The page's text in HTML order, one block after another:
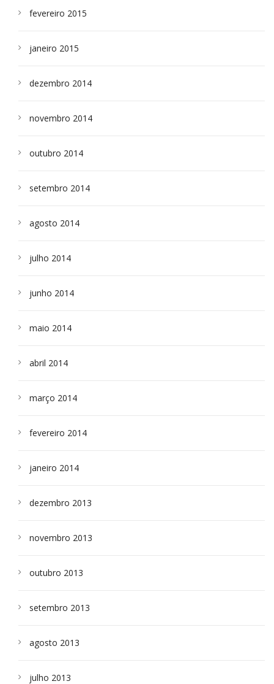
fevereiro 2015
janeiro 2015
dezembro 2014
novembro 2014
outubro 2014
setembro 2014
agosto 2014
julho 2014
junho 2014
maio 2014
abril 2014
março 2014
fevereiro 2014
janeiro 2014
dezembro 2013
novembro 2013
outubro 2013
setembro 2013
agosto 2013
julho 2013